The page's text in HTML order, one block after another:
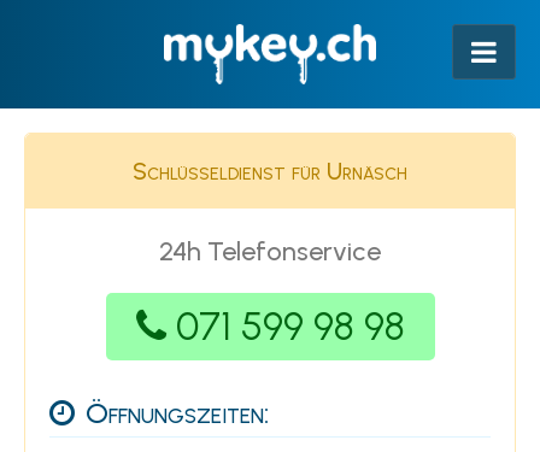
Schlüsseldienst für Urnäsch
24h Telefonservice
071 599 98 98
Öffnungszeiten: